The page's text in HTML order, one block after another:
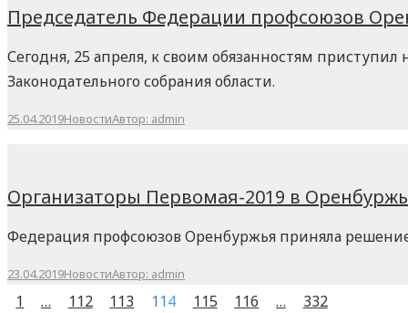
Председатель Федерации профсоюзов
Сегодня, 25 апреля, к своим обязанностям
Законодательного собрания области.
25.04.2019НовостиАвтор: admin
Организаторы Первомая-2019 в
Федерация профсоюзов Оренбуржья приняла
23.04.2019НовостиАвтор: admin
1 … 112 113 114 115 116 … 332